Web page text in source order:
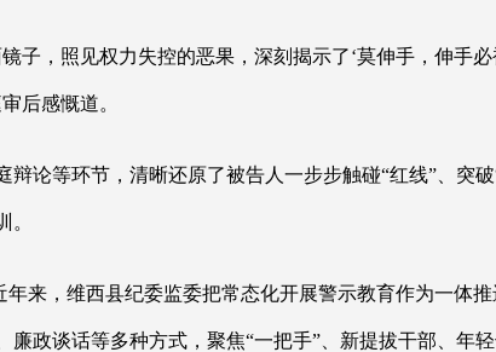
，照见权力失控的恶果，深刻揭示了‘莫伸手，伸手必
后感慨道。
辩论等环节，清晰还原了被告人一步步触碰“红线”、突
。
年来，维西县纪委监委把常态化开展警示教育作为一体
政谈话等多种方式，聚焦“一把手”、新提拔干部、年